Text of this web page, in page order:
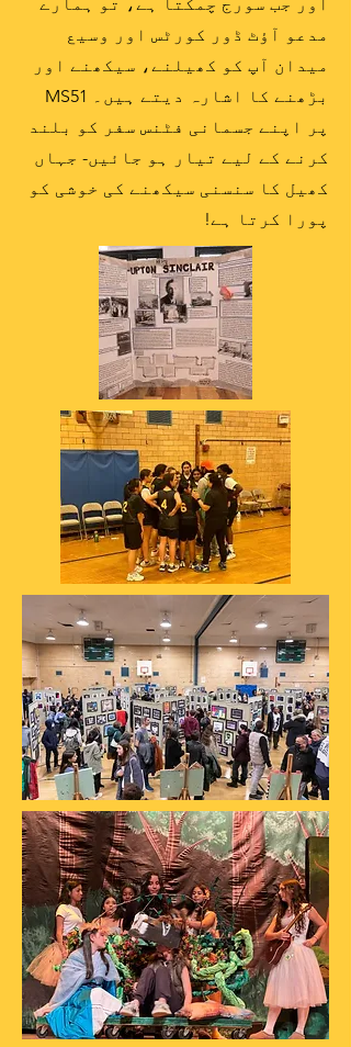
مدعو آؤٹ ڈور کورٹس اور وسیع
میدان آپ کو کھیلنے، سیکھنے اور
بڑھنے کا اشارہ دیتے ہیں۔ MS51
پر اپنے جسمانی فٹنس سفر کو بلند
کرنے کے لیے تیار ہو جائیں- جہاں
کھیل کا سنسنی سیکھنے کی خوشی کو
پورا کرتا ہے!